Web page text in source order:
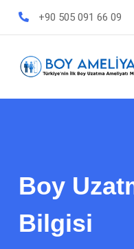
+90 505 091 66 09
Boy
Bilgisi